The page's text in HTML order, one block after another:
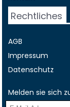
Rechtliches
AGB
Impressum
Datenschutz
Melden sie sich